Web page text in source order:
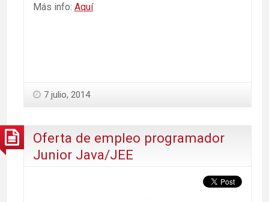
Más info: Aquí
7 julio, 2014
Oferta de empleo programador
Junior Java/JEE